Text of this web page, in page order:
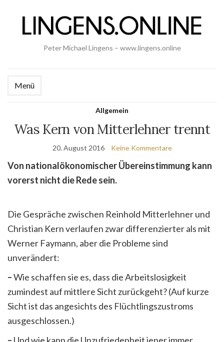
Peter Michael Lingens – www.lingens.online
Menü
Allgemein
Was Kern von Mitterlehner trennt
20. August 2016 Keine Kommentare
Von nationalökonomischer Übereinstimmung kann
vorerst nicht die Rede sein.
Die Gespräche zwischen Reinhold Mitterlehner und
Christian Kern verlaufen zwar differenzierter als mit
Werner Faymann, aber die Probleme sind
unverändert:
–Wie schaffen sie es, dass die Arbeitslosigkeit
zumindest auf mittlere Sicht zurückgeht? (Auf kurze
Sicht ist das angesichts des Flüchtlingszustroms
ausgeschlossen.)